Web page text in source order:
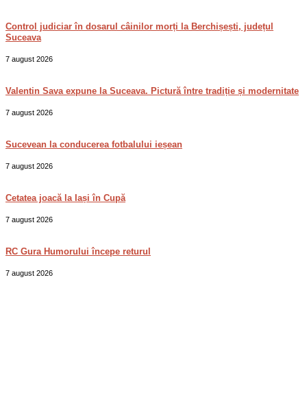
Control judiciar în dosarul câinilor morți la Berchișești, județul
Suceava
7 august 2026
Valentin Sava expune la Suceava. Pictură între tradiție și modernitate
7 august 2026
Sucevean la conducerea fotbalului ieșean
7 august 2026
Cetatea joacă la Iași în Cupă
7 august 2026
RC Gura Humorului începe returul
7 august 2026